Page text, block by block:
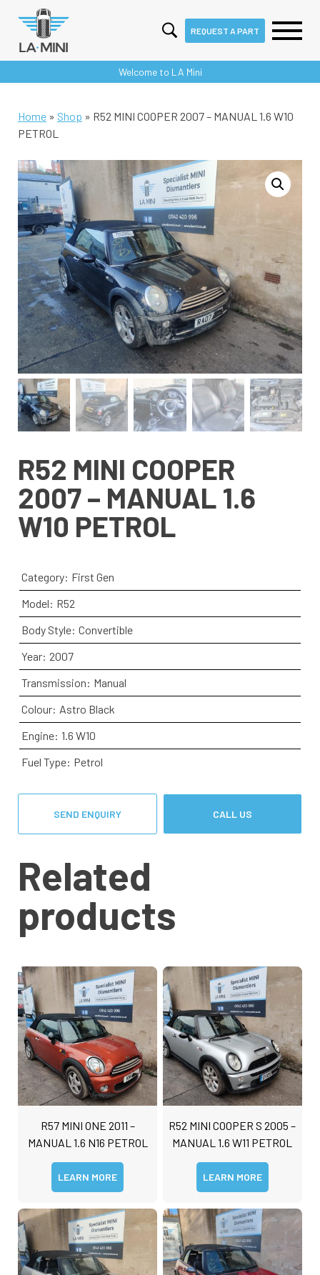
to
REQUEST A PART
Welcome to LA Mini
Home » Shop » R52 MINI COOPER 2007 – MANUAL 1.6 W10
PETROL
R52 MINI COOPER
2007 – MANUAL 1.6
W10 PETROL
Category: First Gen
Model: R52
Body Style: Convertible
Year: 2007
Transmission: Manual
Colour: Astro Black
Engine: 1.6 W10
Fuel Type: Petrol
SEND ENQUIRY CALL US
Related
products
R57 MINI ONE 2011 –
MANUAL 1.6 N16 PETROL
LEARN MORE
R52 MINI COOPER S 2005 –
MANUAL 1.6 W11 PETROL
LEARN MORE